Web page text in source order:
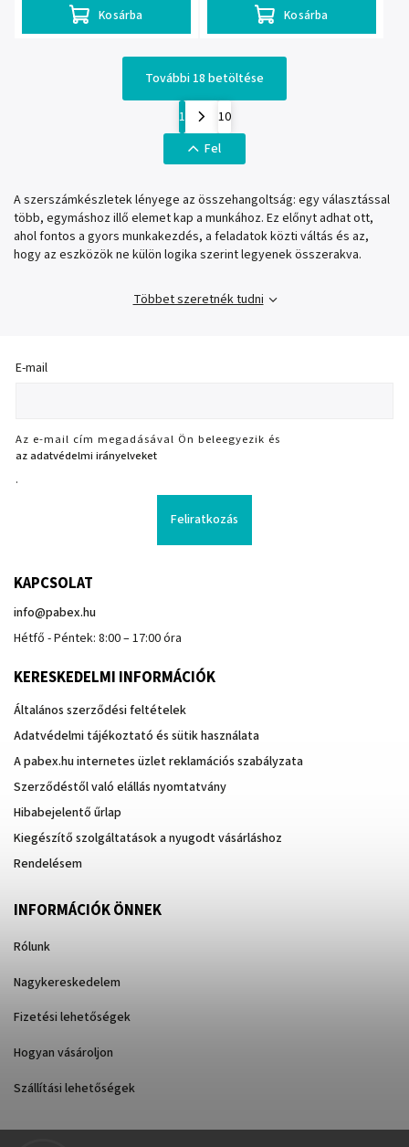
Kosárba Kosárba
További 18 betöltése
1
10
Fel
A szerszámkészletek lényege az összehangoltság: egy választással
több, egymáshoz illő elemet kap a munkához. Ez előnyt adhat ott,
ahol fontos a gyors munkakezdés, a feladatok közti váltás és az,
hogy az eszközök ne külön logika szerint legyenek összerakva.
Többet szeretnék tudni
E-mail
Az e-mail cím megadásával Ön beleegyezik és
az adatvédelmi irányelveket
.
Feliratkozás
KAPCSOLAT
info@pabex.hu
Hétfő - Péntek: 8:00 – 17:00 óra
KERESKEDELMI INFORMÁCIÓK
Általános szerződési feltételek
Adatvédelmi tájékoztató és sütik használata
A pabex.hu internetes üzlet reklamációs szabályzata
Szerződéstől való elállás nyomtatvány
Hibabejelentő űrlap
Kiegészítő szolgáltatások a nyugodt vásárláshoz
Rendelésem
INFORMÁCIÓK ÖNNEK
Rólunk
Nagykereskedelem
Fizetési lehetőségek
Hogyan vásároljon
Szállítási lehetőségek